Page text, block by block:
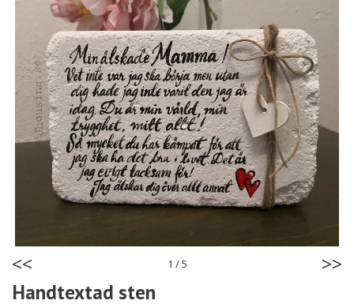
<< 1 / 5 >>
Handtextad sten